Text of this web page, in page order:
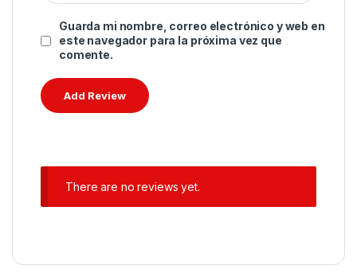
Guarda mi nombre, correo electrónico y web en
este navegador para la próxima vez que
comente.
There are no reviews yet.